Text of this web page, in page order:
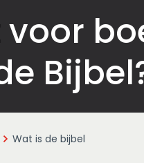
voor
Wat is de bijbel